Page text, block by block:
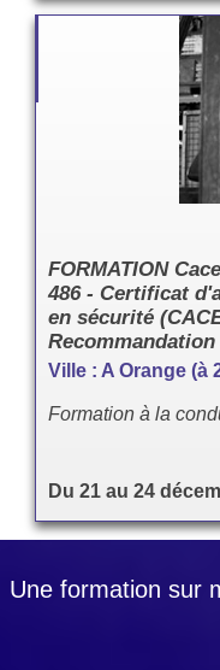
FORMATION
486 - Certificat
en sécurité
Recommandation
Ville : A Orange (à
Formation à la
Du 21 au 24
Une formation sur